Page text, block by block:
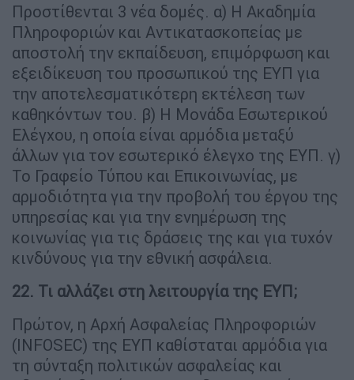
Προστίθενται 3 νέα δομές. α) Η Ακαδημία
Πληροφοριών και Αντικατασκοπείας με
αποστολή την εκπαίδευση, επιμόρφωση και
εξειδίκευση του προσωπικού της ΕΥΠ για
την αποτελεσματικότερη εκτέλεση των
καθηκόντων του. β) Η Μονάδα Εσωτερικού
Ελέγχου, η οποία είναι αρμόδια μεταξύ
άλλων για τον εσωτερικό έλεγχο της ΕΥΠ. γ)
Το Γραφείο Τύπου και Επικοινωνίας, με
αρμοδιότητα για την προβολή του έργου της
υπηρεσίας και για την ενημέρωση της
κοινωνίας για τις δράσεις της και για τυχόν
κινδύνους για την εθνική ασφάλεια.
22. Τι αλλάζει στη λειτουργία της ΕΥΠ;
Πρώτον, η Αρχή Ασφαλείας Πληροφοριών
(INFOSEC) της ΕΥΠ καθίσταται αρμόδια για
τη σύνταξη πολιτικών ασφαλείας και